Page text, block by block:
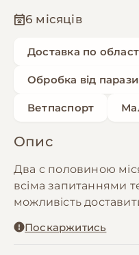
6 місяців
Доставка по
Обробка від
Ветпаспорт
Опис
Два с половиною
всіма запитаннями
можливість
Поскаржитись